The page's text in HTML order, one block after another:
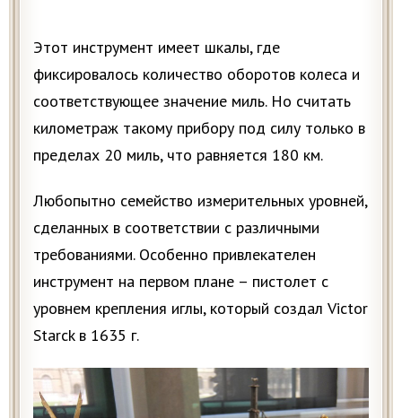
Этот инструмент имеет шкалы, где
фиксировалось количество оборотов колеса и
соответствующее значение миль. Но считать
километраж такому прибору под силу только в
пределах 20 миль, что равняется 180 км.
Любопытно семейство измерительных уровней,
сделанных в соответствии с различными
требованиями. Особенно привлекателен
инструмент на первом плане – пистолет с
уровнем крепления иглы, который создал Victor
Starck в 1635 г.